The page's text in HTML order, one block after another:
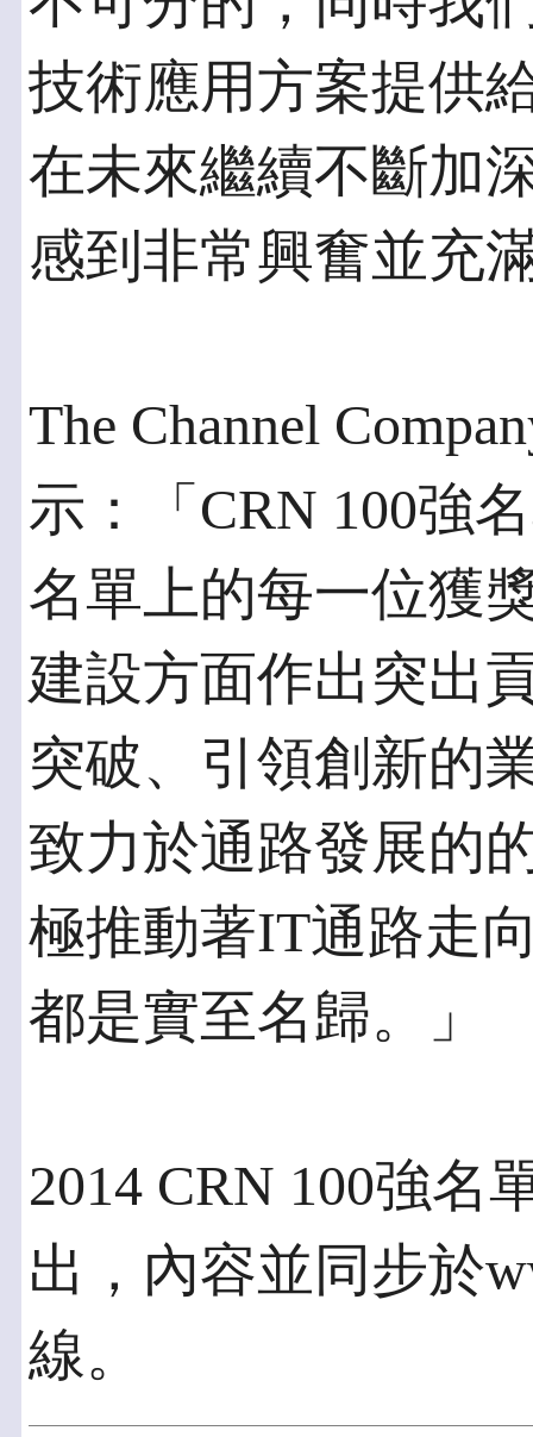
技術應用方案提供
在未來繼續不斷加
感到非常興奮並充
The Channel
示：「CRN 100強
名單上的每一位獲
建設方面作出突出
突破、引領創新的
致力於通路發展的
極推動著IT通路走
都是實至名歸。」
2014 CRN 100強名
出，內容並同步於
線。